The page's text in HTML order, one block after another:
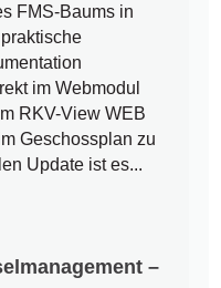
FMS-Baums in
im Webmodul
RKV-View WEB
Geschossplan zu
Update ist es...
–